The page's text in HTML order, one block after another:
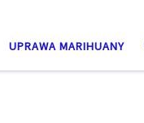
UPRAWA MARIHUANY